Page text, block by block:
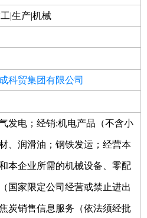
|生产|机械
科贸集团有限公司
发电；经销:机电产品（不含小
、润滑油；钢铁发运；经营本
本企业所需的机械设备、零配
国家限定公司经营或禁止进出
炭销售信息服务（依法须经批